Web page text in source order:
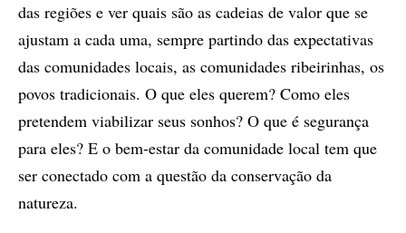
das regiões e ver quais são as cadeias de valor que se
ajustam a cada uma, sempre partindo das expectativas
das comunidades locais, as comunidades ribeirinhas, os
povos tradicionais. O que eles querem? Como eles
pretendem viabilizar seus sonhos? O que é segurança
para eles? E o bem-estar da comunidade local tem que
ser conectado com a questão da conservação da
natureza.